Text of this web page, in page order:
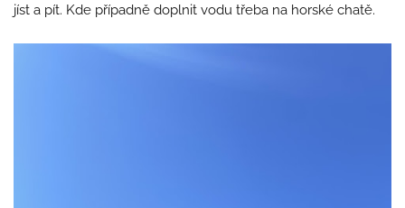
jíst a pít. Kde případně doplnit vodu třeba na horské chatě.